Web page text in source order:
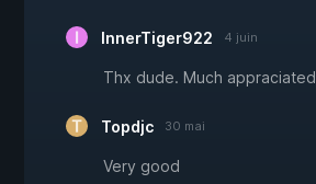
InnerTiger922 4 juin
Thx dude. Much appraciated
Topdjc 30 mai
Very good